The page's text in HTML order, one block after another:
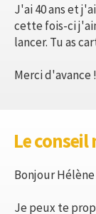
J'ai 40 ans et
cette fois-ci
lancer. Tu as
Merci d'avance !
Le conseil
Bonjour Hélène
Je peux te